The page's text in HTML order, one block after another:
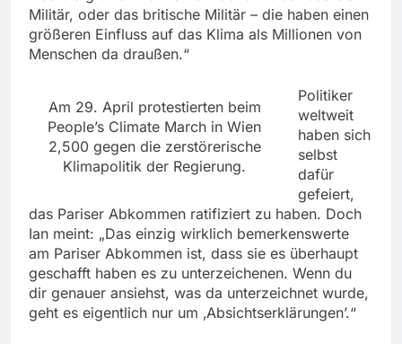
Militär, oder das britische Militär – die haben einen
größeren Einfluss auf das Klima als Millionen von
Menschen da draußen.“
Am 29. April protestierten beim
People’s Climate March in Wien
2,500 gegen die zerstörerische
Klimapolitik der Regierung.
Politiker
weltweit
haben sich
selbst
dafür
gefeiert,
das Pariser Abkommen ratifiziert zu haben. Doch
Ian meint: „Das einzig wirklich bemerkenswerte
am Pariser Abkommen ist, dass sie es überhaupt
geschafft haben es zu unterzeichenen. Wenn du
dir genauer ansiehst, was da unterzeichnet wurde,
geht es eigentlich nur um ‚Absichtserklärungen’.“